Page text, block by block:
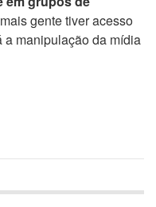
gente tiver acesso
a manipulação da mídia